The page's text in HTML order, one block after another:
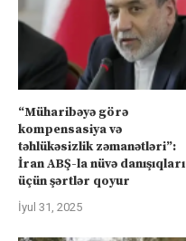
“Müharibəyə görə
kompensasiya və
təhlükəsizlik zəmanətləri”:
İran ABŞ-la nüvə danışıqları
üçün şərtlər qoyur
İyul 31, 2025